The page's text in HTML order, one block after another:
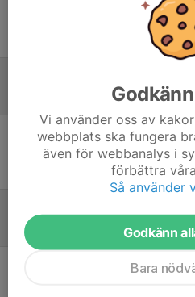
Samling
Laguppställning
Ingen
Referat
Vi använder oss av
webbplats ska fungera
även för webbanalys i
förbättra
Så använder
Godkänn
Bara